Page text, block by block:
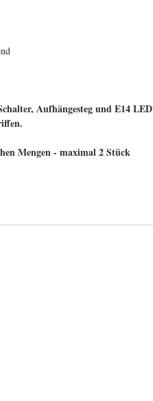
Aufhängesteg und E14 LED
Mengen - maximal 2 Stück